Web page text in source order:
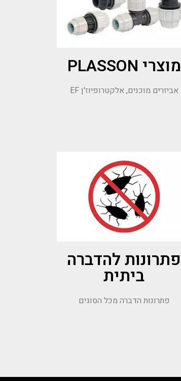
מוצרי PLASSON
אביזרים מוכנים, אלקטרופיוז'ן EF
פתרונות להדברה
ביתית
פתרונות הדברה מכל הסוגים